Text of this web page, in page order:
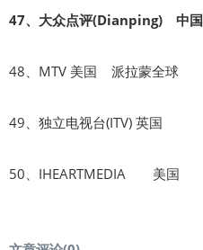
47、大众点评(Dianping) 中国
48、MTV 美国 派拉蒙全球
49、独立电视台(ITV) 英国
50、IHEARTMEDIA 美国